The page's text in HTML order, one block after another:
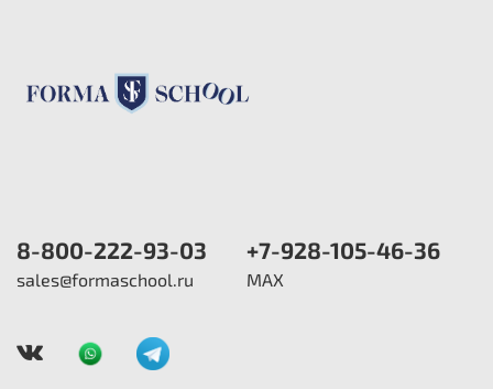
8-800-222-93-03
sales@formaschool.ru
+7-928-105-46-36
MAX